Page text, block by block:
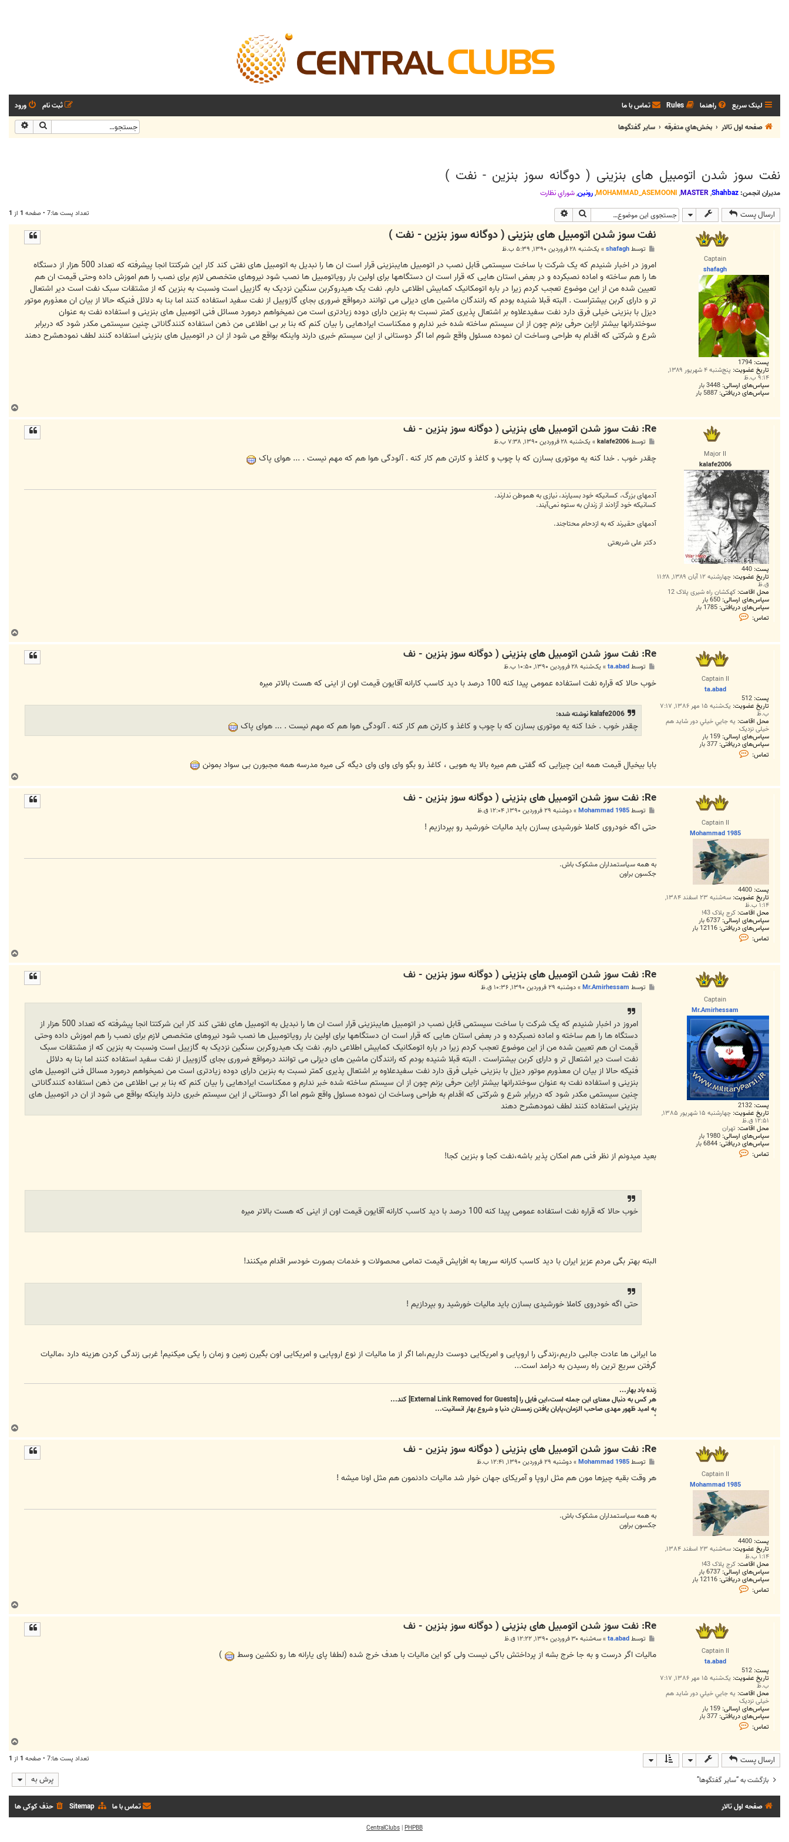
لینک سریع راهنما Rules تماس با ما ورود
ثبت نام
صفحه اول تالار
بخش‌‌هاي متفرقه ساير گفتگوها جستجو
نفت سوز شدن اتومبیل های بنزینی ( دوگانه سوز بنزین - نفت )
مدیران انجمن: Shahbaz
,
MASTER
,
MOHAMMAD_ASEMOONI
,رونین,شوراي نظارت
ارسال پست جستجو تعداد پست ها:7 • صفحه 1 از 1
Captain
shafagh
پست: 1794
تاریخ عضویت: پنج‌شنبه ۴ شهریور ۱۳۸۹,
۹:۱۴ ب.ظ
سپاس‌های ارسالی: 3448 بار
سپاس‌های دریافتی: 5887 بار
نفت سوز شدن اتومبیل های بنزینی ( دوگانه سوز بنزین - نفت )
ت
توسطshafagh
» یک‌شنبه ۲۸ فروردین ۱۳۹۰, ۵:۳۹ ب.ظ
امروز در اخبار شنیدم که یک شرکت با ساخت سیستمی قابل نصب در اتومبیل هایبنزینی قرار است ان ها را نبدیل به اتومبیل های نفتی کند کار این شرکتتا انجا پیشرفته که تعداد 500 هزار از دستگاه
ها را هم ساخته و اماده نصبکرده و در بعض استان هایی که قرار است ان دستگاهها برای اولین بار رویاتومبیل ها نصب شود نیروهای متخصص لازم برای نصب را هم اموزش داده وحتی قیمت ان هم
تعیین شده من از این موضوع تعجب کردم زیرا در باره اتومکانیک کمابیش اطلاعی دارم. نفت یک هیدروکربن سنگین نزدیک به گازییل است ونسبت به بنزین که از مشتقات سبک نفت است دیر اشتعال
تر و دارای کربن بیشتراست . البته قبلا شنیده بودم که رانندگان ماشین های دیزلی می توانند درمواقع ضروری بجای گازوییل از نفت سفید استفاده کنند اما بنا به دلائل فنیکه حالا از بیان ان معذورم موتور
دیزل با بنزینی خیلی فرق دارد نفت سفیدعلاوه بر اشتعال پذیری کمتر نسبت به بنزین دارای دوده زیادتری است من نمیخواهم درمورد مسائل فنی اتومبیل های بنزینی و استفاده نفت به عنوان
سوختدرانها بیشتر ازاین حرفی بزنم چون از ان سیستم ساخته شده خبر ندارم و ممکناست ایرادهایی را بیان کنم که بنا بر بی اطلاعی من ذهن استفاده کنندگاناتی چنین سیستمی مکدر شود که دربرابر
شرع و شرکتی که اقدام به طراحی وساخت ان نموده مسئول واقع شوم اما اگر دوستانی از این سیستم خبری دارند واینکه بواقع می شود از ان در اتومبیل های بنزینی استفاده کنند لطف نمودهشرح دهند
ا
Major II
kalafe2006
پست: 440
تاریخ عضویت: چهارشنبه ۱۲ آبان ۱۳۸۹, ۱۱:۲۸
ق.ظ
محل اقامت: کهکشان راه شیری پلاک 12
سپاس‌های ارسالی: 650 بار
سپاس‌های دریافتی: 1785 بار
تماس:
ت
k
0
Re: نفت سوز شدن اتومبیل های بنزینی ( دوگانه سوز بنزین - نف
ت
توسطkalafe2006
» یک‌شنبه ۲۸ فروردین ۱۳۹۰, ۷:۳۸ ب.ظ
چقدر خوب . خدا کنه یه موتوری بسازن که با چوب و کاغذ و کارتن هم کار کنه . آلودگی هوا هم که مهم نیست . ... هوای پاک
آدمهای بزرگ، کسانیکه خود بسیارند، نیازی به هموطن ندارند.
کسانیکه خود آزادند از زندان به ستوه نمی‌آیند.
آدمهای حقیرند که به ازدحام محتاجند.
دکتر علی شریعتی
ا
Captain II
ta.abad
پست: 512
تاریخ عضویت: یک‌شنبه ۱۵ مهر ۱۳۸۶, ۷:۱۷
ب.ظ
محل اقامت: يه جايي خيلي دور شايد هم
خيلي نزديک
سپاس‌های ارسالی: 159 بار
سپاس‌های دریافتی: 377 بار
تماس:
ت
a
Re: نفت سوز شدن اتومبیل های بنزینی ( دوگانه سوز بنزین - نف
ت
توسطta.abad
» یک‌شنبه ۲۸ فروردین ۱۳۹۰, ۱۰:۵۰ ب.ظ
خوب حالا که قراره نفت استفاده عمومی پیدا کنه 100 درصد با دید کاسب کارانه آقایون قیمت اون از اینی که هست بالاتر میره
kalafe2006 نوشته شده:
چقدر خوب . خدا کنه یه موتوری بسازن که با چوب و کاغذ و کارتن هم کار کنه . آلودگی هوا هم که مهم نیست . ... هوای پاک
بابا بیخیال قیمت همه این چیزایی که گفتی هم میره بالا یه هویی ، کاغذ رو بگو وای وای وای دیگه کی میره مدرسه همه مجبورن بی سواد بمونن
ا
Captain II
Mohammad 1985
پست: 4400
تاریخ عضویت: سه‌شنبه ۲۳ اسفند ۱۳۸۴,
۱:۱۴ ب.ظ
محل اقامت: کرج پلاک 43!
سپاس‌های ارسالی: 6737 بار
سپاس‌های دریافتی: 12116 بار
تماس:
M
a
d
1
9
8
5
Re: نفت سوز شدن اتومبیل های بنزینی ( دوگانه سوز بنزین - نف
ت
توسطMohammad 1985
»دوشنبه ۲۹ فروردین ۱۳۹۰, ۱۲:۰۴ ق.ظ
حتی اگه خودروی کاملا خورشیدی بسازن باید مالیات خورشید رو بپردازیم !
به همه سياستمداران مشکوک باش.
جکسون براون
ا
Captain
Mr.Amirhessam
پست: 2132
تاریخ عضویت: چهارشنبه ۱۵ شهریور ۱۳۸۵,
۱۲:۵۱ ق.ظ
محل اقامت: تهران
سپاس‌های ارسالی: 1980 بار
سپاس‌های دریافتی: 6844 بار
تماس:
Re: نفت سوز شدن اتومبیل های بنزینی ( دوگانه سوز بنزین - نف
توسط Mr.Amirhessam
»دوشنبه ۲۹ فروردین ۱۳۹۰, ۱۰:۳۶ ق.ظ
امروز در اخبار شنیدم که یک شرکت با ساخت سیستمی قابل نصب در اتومبیل هایبنزینی قرار است ان ها را نبدیل به اتومبیل های نفتی کند کار این شرکتتا انجا پیشرفته که تعداد 500 هزار از
دستگاه ها را هم ساخته و اماده نصبکرده و در بعض استان هایی که قرار است ان دستگاهها برای اولین بار رویاتومبیل ها نصب شود نیروهای متخصص لازم برای نصب را هم اموزش داده وحتی
قیمت ان هم تعیین شده من از این موضوع تعجب کردم زیرا در باره اتومکانیک کمابیش اطلاعی دارم. نفت یک هیدروکربن سنگین نزدیک به گازییل است ونسبت به بنزین که از مشتقات سبک
نفت است دیر اشتعال تر و دارای کربن بیشتراست . البته قبلا شنیده بودم که رانندگان ماشین های دیزلی می توانند درمواقع ضروری بجای گازوییل از نفت سفید استفاده کنند اما بنا به دلائل
فنیکه حالا از بیان ان معذورم موتور دیزل با بنزینی خیلی فرق دارد نفت سفیدعلاوه بر اشتعال پذیری کمتر نسبت به بنزین دارای دوده زیادتری است من نمیخواهم درمورد مسائل فنی اتومبیل های
بنزینی و استفاده نفت به عنوان سوختدرانها بیشتر ازاین حرفی بزنم چون از ان سیستم ساخته شده خبر ندارم و ممکناست ایرادهایی را بیان کنم که بنا بر بی اطلاعی من ذهن استفاده کنندگاناتی
چنین سیستمی مکدر شود که دربرابر شرع و شرکتی که اقدام به طراحی وساخت ان نموده مسئول واقع شوم اما اگر دوستانی از این سیستم خبری دارند واینکه بواقع می شود از ان در اتومبیل های
بنزینی استفاده کنند لطف نمودهشرح دهند
بعید میدونم از نظر فنی هم امکان پذیر باشه،نفت کجا و بنزین کجا!
خوب حالا که قراره نفت استفاده عمومی پیدا کنه 100 درصد با دید کاسب کارانه آقایون قیمت اون از اینی که هست بالاتر میره
البته بهتر بگی مردم عزیز ایران با دید کاسب کارانه سریعا به افزایش قیمت تمامی محصولات و خدمات بصورت خودسر اقدام میکنند!
حتی اگه خودروی کاملا خورشیدی بسازن باید مالیات خورشید رو بپردازیم !
ما ایرانی ها عادت جالبی داریم،زندگی را اروپایی و امریکایی دوست داریم،اما اگر از ما مالیات از نوع اروپایی و امریکایی اون بگیرن زمین و زمان را یکی میکنیم! غربی زندگی کردن هزینه دارد ،مالیات
گرفتن سریع ترین راه رسیدن به درامد است...
زنده باد بهار...
هر کس به دنبال معنای این جمله است،این فایل را[External Link Removed for Guests]
کند...
به امید ظهور مهدی صاحب الزمان،پایان یافتن زمستان دنیا و شروع بهار انسانیت...
"
ا
Captain II
Mohammad 1985
پست: 4400
تاریخ عضویت: سه‌شنبه ۲۳ اسفند ۱۳۸۴,
۱:۱۴ ب.ظ
محل اقامت: کرج پلاک 43!
سپاس‌های ارسالی: 6737 بار
سپاس‌های دریافتی: 12116 بار
تماس:
ت
M
1
8
Re: نفت سوز شدن اتومبیل های بنزینی ( دوگانه سوز بنزین - نف
ت
توسطMohammad 1985
»دوشنبه ۲۹ فروردین ۱۳۹۰, ۱۲:۴۱ ب.ظ
هر وقت بقیه چیزها مون هم مثل اروپا و آمریکای جهان خوار شد مالیات دادنمون هم مثل اونا میشه !
به همه سياستمداران مشکوک باش.
جکسون براون
ا
Captain II
ta.abad
پست: 512
تاریخ عضویت: یک‌شنبه ۱۵ مهر ۱۳۸۶, ۷:۱۷
ب.ظ
محل اقامت: يه جايي خيلي دور شايد هم
خيلي نزديک
سپاس‌های ارسالی: 159 بار
سپاس‌های دریافتی: 377 بار
تماس:
ت
t
a
.
a
b
Re: نفت سوز شدن اتومبیل های بنزینی ( دوگانه سوز بنزین - نف
ت
توسطta.abad
»سه‌شنبه ۳۰ فروردین ۱۳۹۰, ۱۲:۲۲ ق.ظ
مالیات اگر درست و به جا خرج بشه از پرداختش باکی نیست ولی کو این مالیات با هدف خرج شده (لطفا پای یارانه ها رو نکشین وسط )
ا
ارسال پست تعداد پست ها:7 • صفحه 1 از 1
بازگشت به “ساير گفتگوها” پرش به
صفحه اول تالار حذف کوکی ها Sitemap تماس با ما
PHPBB
|
CentralClubs